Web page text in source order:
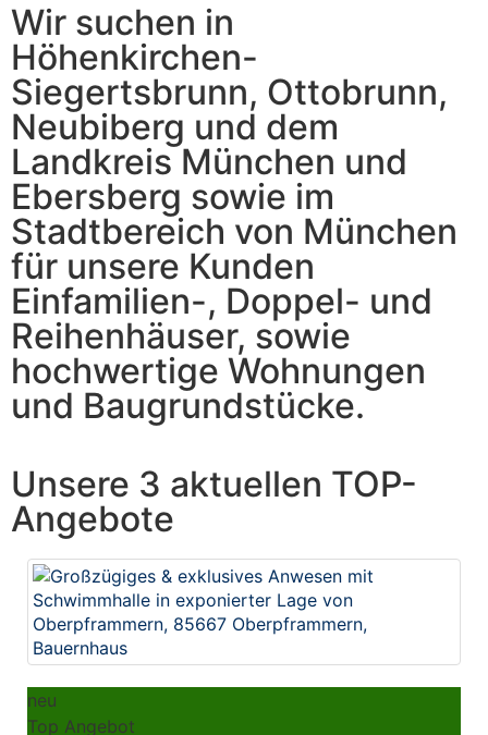
Wir suchen in
Höhenkirchen-
Siegertsbrunn, Ottobrunn,
Neubiberg und dem
Landkreis München und
Ebersberg sowie im
Stadtbereich von München
für unsere Kunden
Einfamilien-, Doppel- und
Reihenhäuser, sowie
hochwertige Wohnungen
und Baugrundstücke.
Unsere 3 aktuellen TOP-
Angebote
neu
Top Angebot